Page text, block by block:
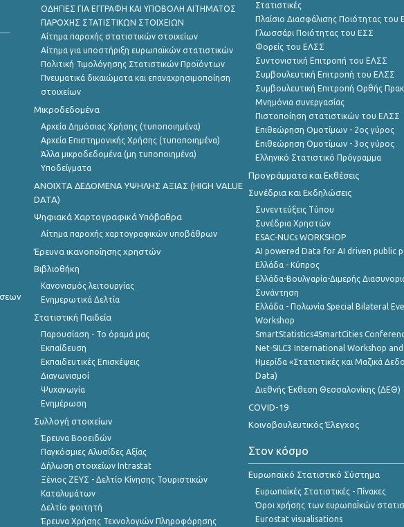
ΟΔΗΓΙΕΣ ΓΙΑ ΕΓΓΡΑΦΗ ΚΑΙ ΥΠΟΒΟΛΗ ΑΙΤΗΜΑΤΟΣ
ΠΑΡΟΧΗΣ ΣΤΑΤΙΣΤΙΚΩΝ ΣΤΟΙΧΕΙΩΝ
Αίτημα παροχής στατιστικών στοιχείων
Αίτημα για υποστήριξη ευρωπαϊκών στατιστικών
Πολιτική Τιμολόγησης Στατιστικών Προϊόντων
Πνευματικά δικαιώματα και επαναχρησιμοποίηση
στοιχείων
Μικροδεδομένα
Αρχεία Δημόσιας Χρήσης (τυποποιημένα)
Αρχεία Επιστημονικής Χρήσης (τυποποιημένα)
Άλλα μικροδεδομένα (μη τυποποιημένα)
Υποδείγματα
ANOIXTA ΔΕΔΟΜΕΝΑ ΥΨΗΛΗΣ ΑΞΙΑΣ (HIGH VALUE
DATA)
Ψηφιακά Χαρτογραφικά Υπόβαθρα
Αίτημα παροχής χαρτογραφικών υποβάθρων
Έρευνα ικανοποίησης χρηστών
Βιβλιοθήκη
Κανονισμός λειτουργίας
Ενημερωτικά Δελτία
Στατιστική Παιδεία
Παρουσίαση - Το όραμά μας
Εκπαίδευση
Εκπαιδευτικές Επισκέψεις
Διαγωνισμοί
Ψυχαγωγία
Ενημέρωση
Συλλογή στοιχείων
Έρευνα Βοοειδών
Παγκόσμιες Αλυσίδες Αξίας
Δήλωση στοιχείων Intrastat
Ξένιος ΖΕΥΣ - Δελτίο Κίνησης Τουριστικών
Καταλυμάτων
Δελτίο φοιτητή
Έρευνα Χρήσης Τεχνολογιών Πληροφόρησης
Στατιστικές
Πλαίσιο Διασφάλισης Ποιότητας του
Γλωσσάρι Ποιότητας του ΕΣΣ
Φορείς του ΕΛΣΣ
Συντονιστική Επιτροπή του ΕΛΣΣ
Συμβουλευτική Επιτροπή του ΕΛΣΣ
Συμβουλευτική Επιτροπή Ορθής
Μνημόνια συνεργασίας
Πιστοποίηση στατιστικών του ΕΛΣΣ
Επιθεώρηση Ομοτίμων - 2ος γύρος
Επιθεώρηση Ομοτίμων - 3ος γύρος
Ελληνικό Στατιστικό Πρόγραμμα
Προγράμματα και Εκθέσεις
Συνέδρια και Εκδηλώσεις
Συνεντεύξεις Τύπου
Συνέδρια Χρηστών
ESAC-NUCs WORKSHOP
AI powered Data for AI driven public
Ελλάδα - Κύπρος
Ελλάδα-Βουλγαρία-Διμερής
Συνάντηση
Ελλάδα - Πολωνία Special Bilateral
Workshop
SmartStatistics4SmartCities
Net-SILC3 International Workshop
Ημερίδα «Στατιστικές και Μαζικά
Data)
Διεθνής Έκθεση Θεσσαλονίκης (ΔΕΘ)
COVID-19
Κοινοβουλευτικός Έλεγχος
Στον κόσμο
Ευρωπαϊκό Στατιστικό Σύστημα
Ευρωπαϊκές Στατιστικές - Πίνακες
Όροι χρήσης των ευρωπαΪκών
Eurostat visualisations